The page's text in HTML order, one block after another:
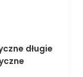
długie